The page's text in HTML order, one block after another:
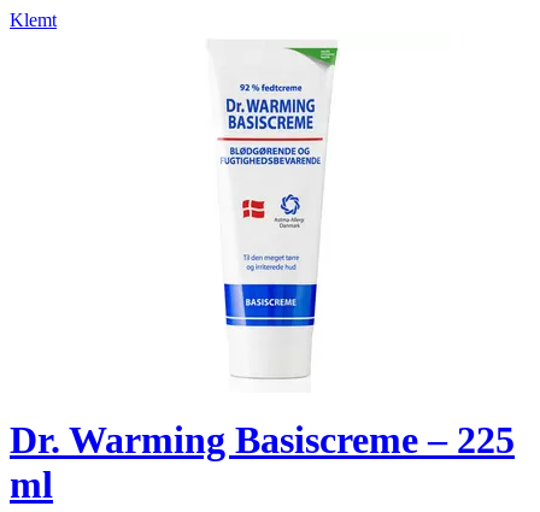
Klemt
Dr. Warming Basiscreme – 225
ml